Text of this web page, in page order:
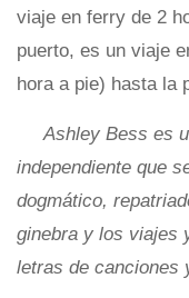
viaje en ferry de 2
puerto, es un viaje
hora a pie) hasta la
Ashley Bess es
independiente que
dogmático,
ginebra y los viajes
letras de canciones